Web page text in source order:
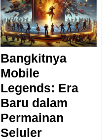
Bangkitnya
Mobile
Legends: Era
Baru dalam
Permainan
Seluler